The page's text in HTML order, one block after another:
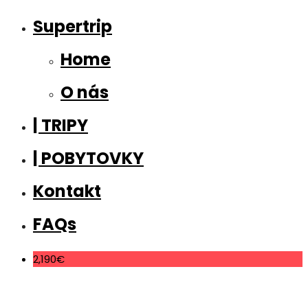
Supertrip
Home
O nás
| TRIPY
| POBYTOVKY
Kontakt
FAQs
2,190€